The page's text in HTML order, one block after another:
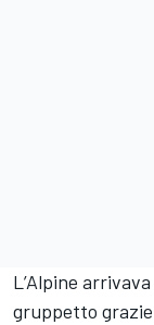
L’Alpine
gruppetto